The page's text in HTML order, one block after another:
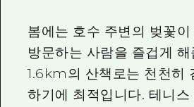
봄에는 호수 주변의 벚꽃
방문하는 사람을 즐겁게 해
1.6km의 산책로는 천천히
하기에 최적입니다. 테니스